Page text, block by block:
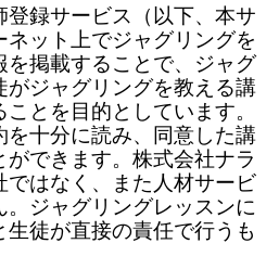
録サービス（以下、本サ
ット上でジャグリングを
掲載することで、ジャグ
がジャグリングを教える講
とを目的としています。
十分に読み、同意した講
できます。株式会社ナラ
ではなく、また人材サービ
ジャグリングレッスンに
徒が直接の責任で行うも